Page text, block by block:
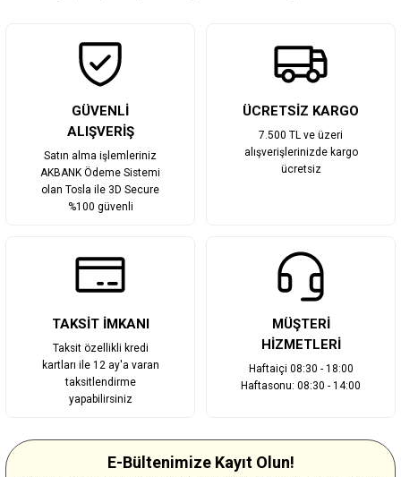
GÜVENLİ
ALIŞVERİŞ
Satın alma işlemleriniz
AKBANK Ödeme Sistemi
olan Tosla ile 3D Secure
%100 güvenli
ÜCRETSİZ KARGO
7.500 TL ve üzeri
alışverişlerinizde kargo
ücretsiz
TAKSİT İMKANI
Taksit özellikli kredi
kartları ile 12 ay'a varan
taksitlendirme
yapabilirsiniz
MÜŞTERİ
HİZMETLERİ
Haftaiçi 08:30 - 18:00
Haftasonu: 08:30 - 14:00
E-Bültenimize Kayıt Olun!